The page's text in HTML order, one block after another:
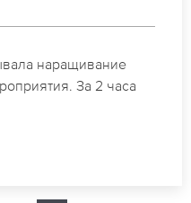
дела по наращиванию
результат.